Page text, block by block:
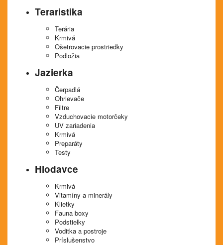
Teraristika
Terária
Krmivá
Ošetrovacie prostriedky
Podložia
Jazierka
Čerpadlá
Ohrievače
Filtre
Vzduchovacie motorčeky
UV zariadenia
Krmivá
Preparáty
Testy
Hlodavce
Krmivá
Vitamíny a minerály
Klietky
Fauna boxy
Podstielky
Voditka a postroje
Príslušenstvo